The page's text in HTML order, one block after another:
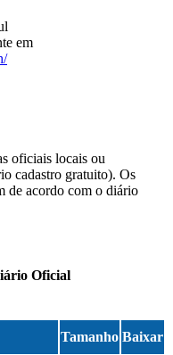
em
oficiais locais ou
cadastro gratuito). Os
de acordo com o diário
Oficial
Tamanho Baixar